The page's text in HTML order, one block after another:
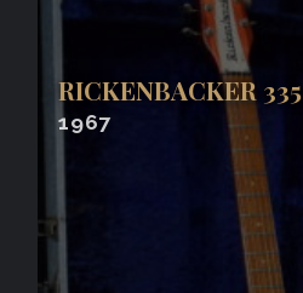
RICKENBACKER 335
1967